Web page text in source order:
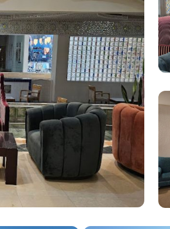
的景色。酒店设计典雅，设施一流，
，包括：
到舒适惬意的入住体验。